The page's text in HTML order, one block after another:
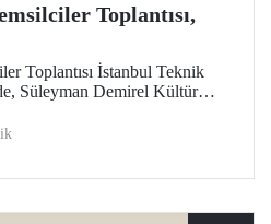
Toplantısı,
Toplantısı İstanbul Teknik
Süleyman Demirel Kültür